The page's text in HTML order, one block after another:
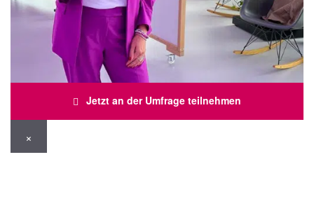
Jetzt an der Umfrage teilnehmen
×